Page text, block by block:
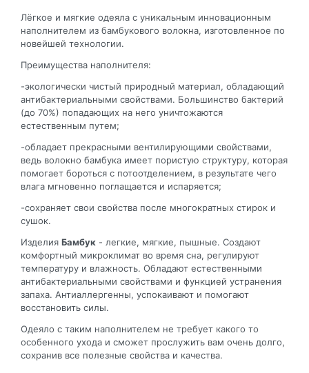
Лёгкое и мягкие одеяла с уникальным инновационным
наполнителем из бамбукового волокна, изготовленное по
новейшей технологии.
Преимущества наполнителя:
-экологически чистый природный материал, обладающий
антибактериальными свойствами. Большинство бактерий
(до 70%) попадающих на него уничтожаются
естественным путем;
-обладает прекрасными вентилирующими свойствами,
ведь волокно бамбука имеет пористую структуру, которая
помогает бороться с потоотделением, в результате чего
влага мгновенно поглащается и испаряется;
-сохраняет свои свойства после многократных стирок и
сушок.
Изделия Бамбук - легкие, мягкие, пышные. Создают
комфортный микроклимат во время сна, регулируют
температуру и влажность. Обладают естественными
антибактериальными свойствами и функцией устранения
запаха. Антиаллергенны, успокаивают и помогают
восстановить силы.
Одеяло с таким наполнителем не требует какого то
особенного ухода и сможет прослужить вам очень долго,
сохранив все полезные свойства и качества.